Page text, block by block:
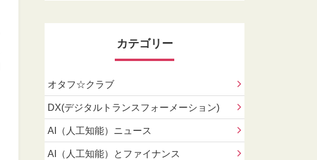
カテゴリー
オタフ☆クラブ
DX(デジタルトランスフォーメーション)
AI（人工知能）ニュース
AI（人工知能）とファイナンス